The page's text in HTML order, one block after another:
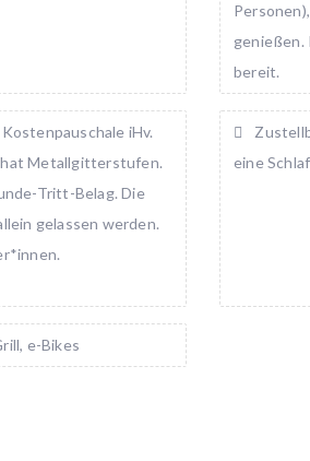
genießen.
bereit.
iHv.
hat Metallgitterstufen.
Tritt-Belag. Die
gelassen werden.
eine
e-Bikes